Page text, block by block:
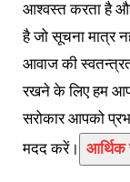
आश्वस्त करता है
है जो सूचना मात्र
आवाज की
रखने के लिए हम
सरोकार आपको
मदद करें। आर्थिक